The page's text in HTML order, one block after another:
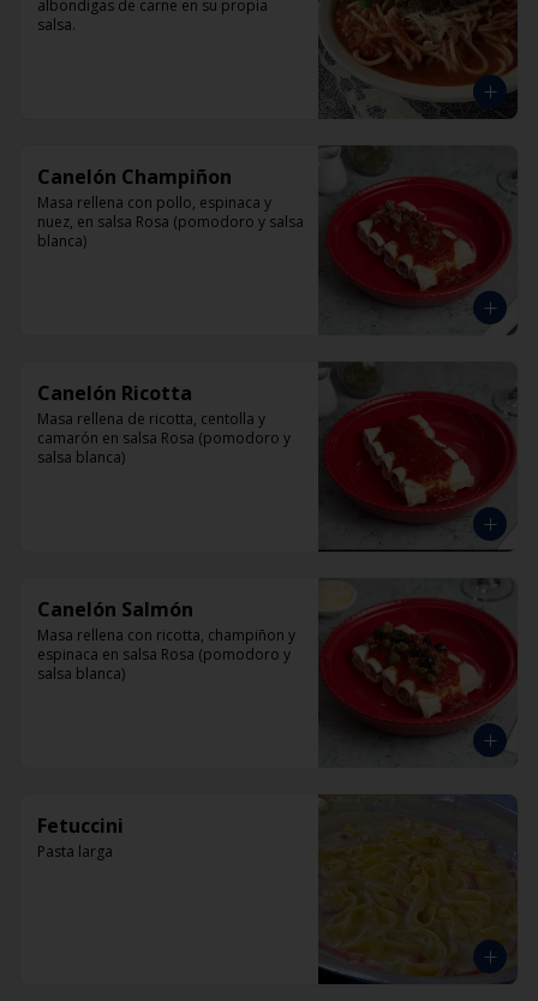
albondigas de carne en su propia
salsa.
Canelón Champiñon
Masa rellena con pollo, espinaca y
nuez, en salsa Rosa (pomodoro y salsa
blanca)
Canelón Ricotta
Masa rellena de ricotta, centolla y
camarón en salsa Rosa (pomodoro y
salsa blanca)
Canelón Salmón
Masa rellena con ricotta, champiñon y
espinaca en salsa Rosa (pomodoro y
salsa blanca)
Fetuccini
Pasta larga